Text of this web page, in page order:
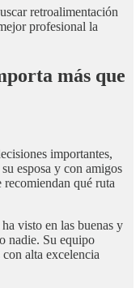
retroalimentación
profesional la
más que
importantes,
esposa y con amigos
qué ruta
visto en las buenas y
nadie. Su equipo
alta excelencia